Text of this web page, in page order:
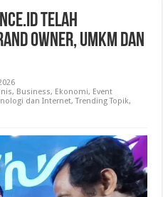
Telah
Owner, UMKM Dan
, Business, Ekonomi, Event
dan Internet,Trending Topik,